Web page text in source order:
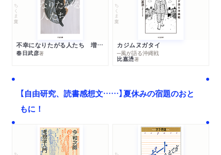
ちくま文庫
不幸になりたがる人たち 増補新版
春日武彦著
ちくま文庫
カジムヌガタイ
─風が語る沖縄戦
比嘉慂著
【自由研究、読書感想文……】夏休みの宿題のおと
もに！